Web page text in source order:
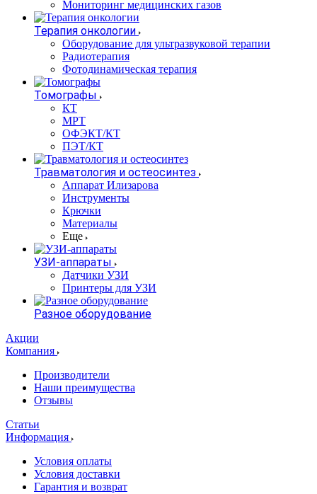
Мониторинг медицинских газов
Терапия онкологии
Оборудование для ультразвуковой терапии
Радиотерапия
Фотодинамическая терапия
Томографы
КТ
МРТ
ОФЭКТ/КТ
ПЭТ/КТ
Травматология и остеосинтез
Аппарат Илизарова
Инструменты
Крючки
Материалы
Еще
УЗИ-аппараты
Датчики УЗИ
Принтеры для УЗИ
Разное оборудование
Акции
Компания
Производители
Наши преимущества
Отзывы
Статьи
Информация
Условия оплаты
Условия доставки
Гарантия и возврат